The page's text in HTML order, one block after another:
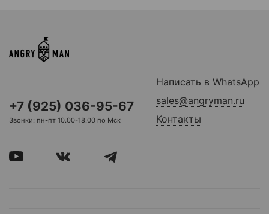
+7 (925) 036-95-67
Звонки: пн-пт 10.00-18.00 по Мск
Написать в WhatsApp
sales@angryman.ru
Контакты